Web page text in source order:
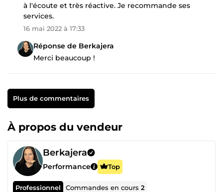
à l'écoute et très réactive. Je recommande ses
services.
16 mai 2022 à 17:33
Réponse de Berkajera
Merci beaucoup !
Plus de commentaires
À propos du vendeur
Berkajera
Performance Top
Professionnel Commandes en cours2